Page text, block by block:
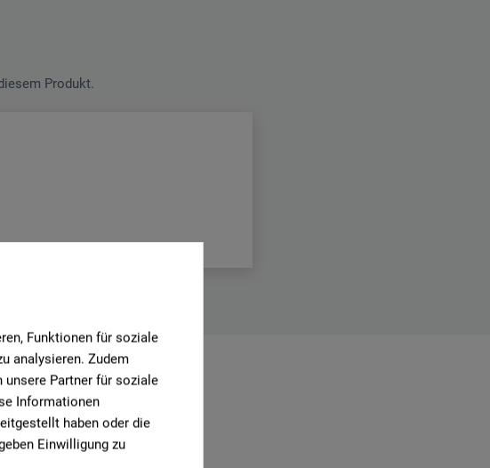
Funktionen für soziale
analysieren. Zudem
unsere Partner für soziale
Informationen
haben oder die
Einwilligung zu
Produkt.
(0)